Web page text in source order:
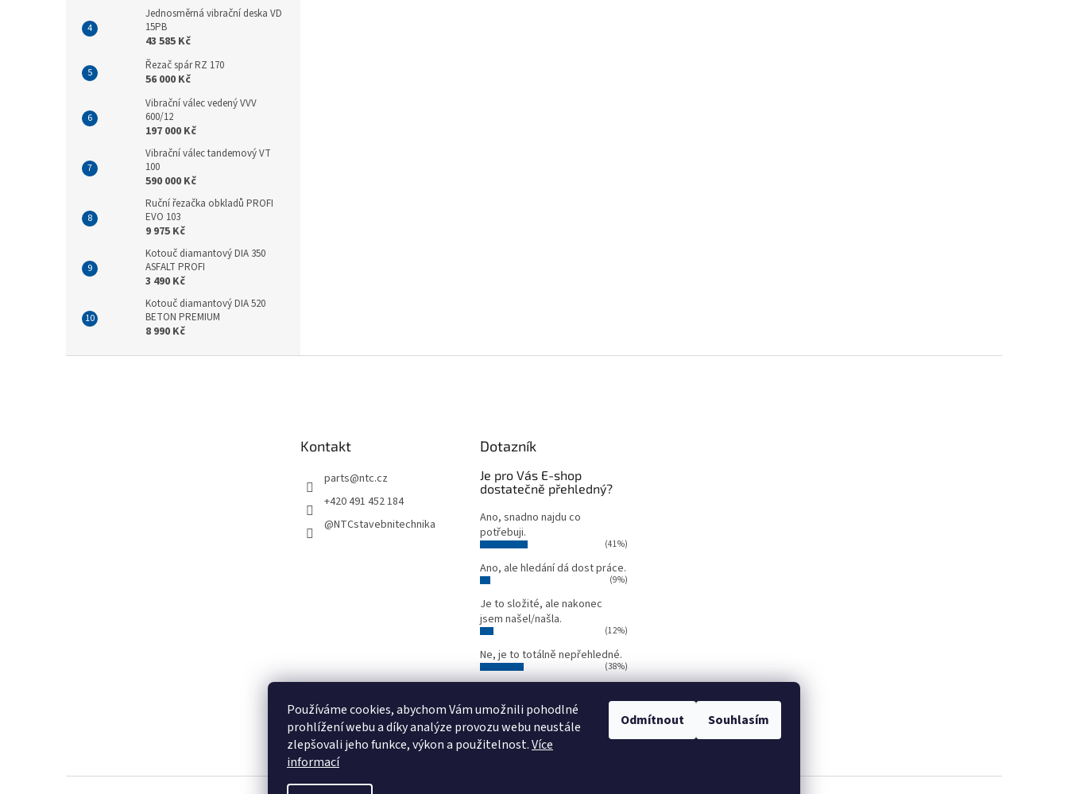
Používáme cookies, abychom Vám umožnili pohodlné
prohlížení webu a díky analýze provozu webu neustále
zlepšovali jeho funkce, výkon a použitelnost.Více
informací
Odmítnout Souhlasím
Jednosměrná vibrační deska VD
15PB
43 585 Kč
Řezač spár RZ 170
56 000 Kč
Vibrační válec vedený VVV
600/12
197 000 Kč
Vibrační válec tandemový VT
100
590 000 Kč
Ruční řezačka obkladů PROFI
EVO 103
9 975 Kč
Kotouč diamantový DIA 350
ASFALT PROFI
3 490 Kč
Kotouč diamantový DIA 520
BETON PREMIUM
8 990 Kč
Kontakt
parts@ntc.cz
+420 491 452 184
@NTCstavebnitechnika
Dotazník
Je pro Vás E-shop
dostatečně přehledný?
Ano, snadno najdu co
potřebuji.
(41%)
Ano, ale hledání dá dost práce.
(9%)
Je to složité, ale nakonec
jsem našel/našla.
(12%)
Ne, je to totálně nepřehledné.
(38%)
Oficiální webové stránky NTC Půjčovna stavebních strojů NTC